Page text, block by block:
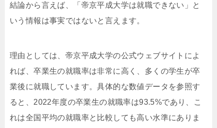
結論から言えば、「帝京平成大学は就職できない」と
いう情報は事実ではないと言えます。
理由としては、帝京平成大学の公式ウェブサイトによ
れば、卒業生の就職率は非常に高く、多くの学生が卒
業後に就職しています。具体的な数値データを参照す
ると、2022年度の卒業生の就職率は93.5%であり、こ
れは全国平均の就職率と比較しても高い水準にありま